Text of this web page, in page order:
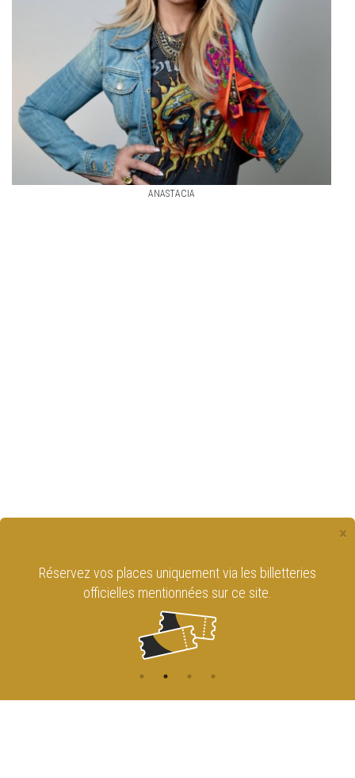
ANASTACIA
×
Réservez vos places uniquement via les billetteries
officielles mentionnées sur ce site.